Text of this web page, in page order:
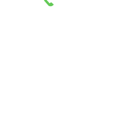
座れなかったお友だちも